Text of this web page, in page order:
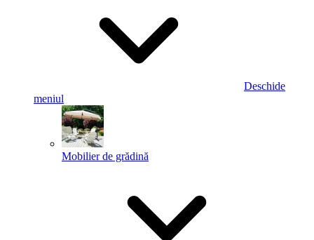
Deschide
meniul
Mobilier de grădină